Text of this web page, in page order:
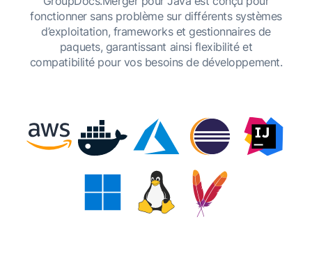
fonctionner sans problème sur différents systèmes
d’exploitation, frameworks et gestionnaires de
paquets, garantissant ainsi flexibilité et
compatibilité pour vos besoins de développement.